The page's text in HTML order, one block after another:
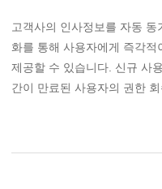
고객사의 인사정보를 자동
화를 통해 사용자에게 즉각
제공할 수 있습니다. 신규 사
간이 만료된 사용자의 권한